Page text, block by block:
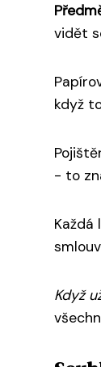
vidět
když
- to
Každá
Když